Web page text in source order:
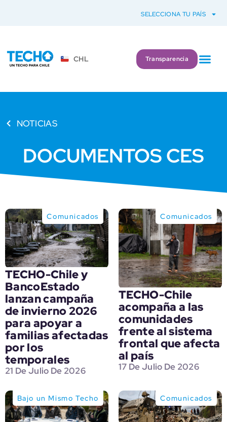
SELECCIONA TU PAÍS
CHL Transparencia
NOTICIAS
DOCUMENTOS CES
Comunicados
TECHO-Chile y
BancoEstado
lanzan campaña
de invierno 2026
para apoyar a
familias afectadas
por los
temporales
21 De Julio De 2026
Comunicados
TECHO-Chile
acompaña a las
comunidades
frente al sistema
frontal que afecta
al país
17 De Julio De 2026
Bajo un Mismo Techo Comunicados